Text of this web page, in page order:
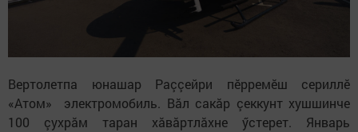
Вертолетпа юнашар Раççейри пӗрремӗш сериллӗ
«Атом» электромобиль. Вăл сакăр çеккунт хушшинче
100 çухрăм таран хăвăртлăхне ӳстерет. Январь